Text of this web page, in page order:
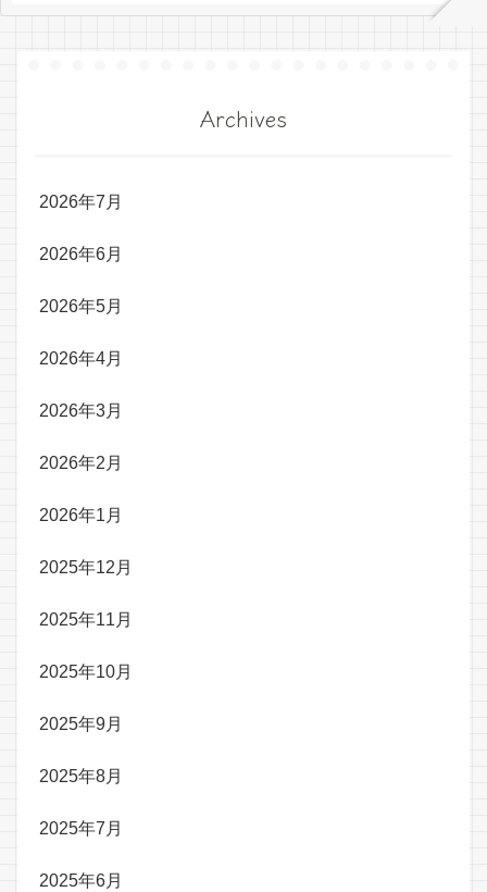
Archives
2026年7月
2026年6月
2026年5月
2026年4月
2026年3月
2026年2月
2026年1月
2025年12月
2025年11月
2025年10月
2025年9月
2025年8月
2025年7月
2025年6月